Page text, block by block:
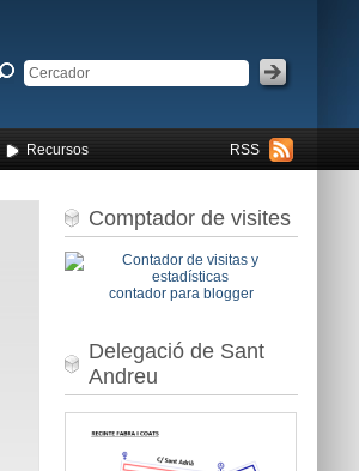
RSS
Recursos
Comptador de visites
contador para blogger
Delegació de Sant
Andreu